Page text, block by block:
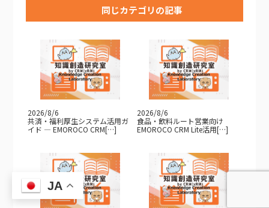
同じカテゴリの記事
2026/8/6
共済・福利厚生システム活用ガ
イド — EMOROCO CRM[…]
2026/8/6
食品・飲料ルート営業向け
EMOROCO CRM Lite活用[…]
JA